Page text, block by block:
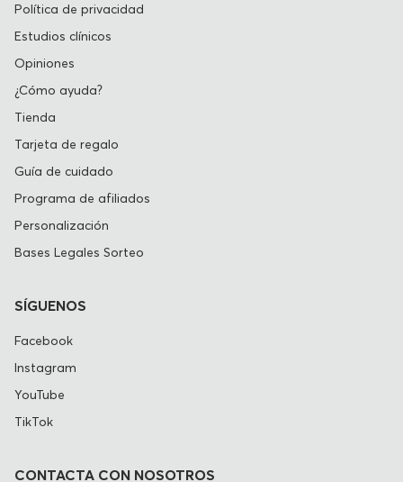
Política de privacidad
Estudios clínicos
Opiniones
¿Cómo ayuda?
Tienda
Tarjeta de regalo
Guía de cuidado
Programa de afiliados
Personalización
Bases Legales Sorteo
SÍGUENOS
Facebook
Instagram
YouTube
TikTok
CONTACTA CON NOSOTROS